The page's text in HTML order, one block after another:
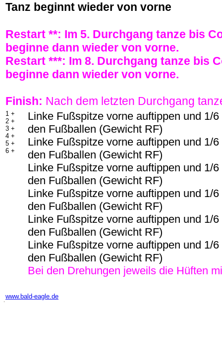
Tanz beginnt wieder von vorne
Restart **: Im 5. Durchgang tanze bis
beginne dann wieder von vorne.
Restart ***: Im 8. Durchgang tanze bis
beginne dann wieder von vorne.
Finish: Nach dem letzten Durchgang
1 +
2 +
3 +
4 +
5 +
6 +
Linke Fußspitze vorne auftippen und 1/
den Fußballen (Gewicht RF)
Linke Fußspitze vorne auftippen und 1/
den Fußballen (Gewicht RF)
Linke Fußspitze vorne auftippen und 1/
den Fußballen (Gewicht RF)
Linke Fußspitze vorne auftippen und 1/
den Fußballen (Gewicht RF)
Linke Fußspitze vorne auftippen und 1/
den Fußballen (Gewicht RF)
Linke Fußspitze vorne auftippen und 1/
den Fußballen (Gewicht RF)
Bei den Drehungen jeweils die Hüften
www.bald-eagle.de